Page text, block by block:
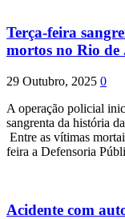
Terça-feira
mortos no Rio de
29 Outubro, 2025 0
A operação policial
sangrenta da história
Entre as vítimas
feira a Defensoria
Acidente com